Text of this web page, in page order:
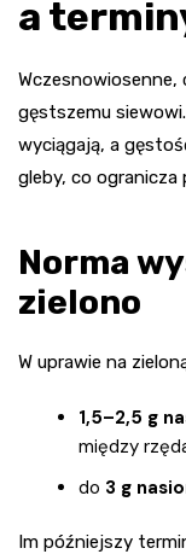
a
Wczesnowiosenne,
gęstszemu
wyciągają, a
gleby, co ogranicza
Norma
zielono
W uprawie na
1,5–2,5 g
między
do 3 g
Im późniejszy